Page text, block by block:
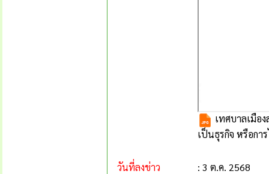
เทศบาลเมือ
เป็นธุรกิจ หรือกา
วันที่ลงข่าว
: 3 ต.ค. 2568